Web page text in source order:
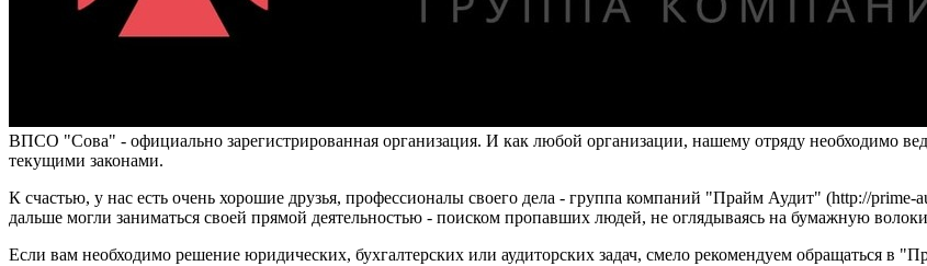
ВПСО "Сова" - официально зарегистрированная организация. И как любой организации, нашему отряду необходимо
текущими законами.
К счастью, у нас есть очень хорошие друзья, профессионалы своего дела - группа компаний "Прайм Аудит" (http://
дальше могли заниматься своей прямой деятельностью - поиском пропавших людей, не оглядываясь на бумажную
Если вам необходимо решение юридических, бухгалтерских или аудиторских задач, смело рекомендуем обращаться в